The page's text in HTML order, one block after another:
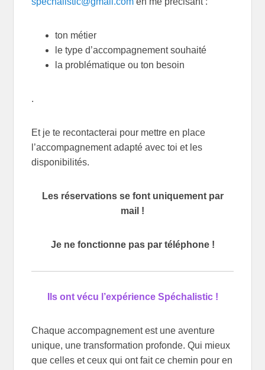
ton métier
le type d’accompagnement souhaité
la problématique ou ton besoin
.
Et je te recontacterai pour mettre en place
l’accompagnement adapté avec toi et les
disponibilités.
Les réservations se font uniquement par
mail !
Je ne fonctionne pas par téléphone !
Ils ont vécu l’expérience Spéchalistic !
Chaque accompagnement est une aventure
unique, une transformation profonde. Qui mieux
que celles et ceux qui ont fait ce chemin pour en